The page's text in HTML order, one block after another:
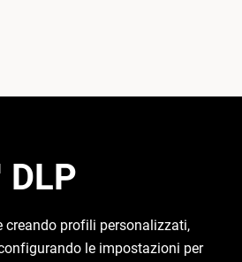
profili personalizzati,
le impostazioni per